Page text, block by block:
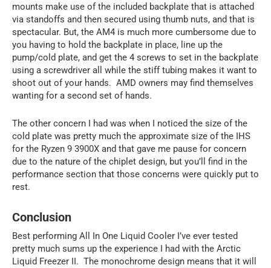
mounts make use of the included backplate that is attached
via standoffs and then secured using thumb nuts, and that is
spectacular. But, the AM4 is much more cumbersome due to
you having to hold the backplate in place, line up the
pump/cold plate, and get the 4 screws to set in the backplate
using a screwdriver all while the stiff tubing makes it want to
shoot out of your hands. AMD owners may find themselves
wanting for a second set of hands.
The other concern I had was when I noticed the size of the
cold plate was pretty much the approximate size of the IHS
for the Ryzen 9 3900X and that gave me pause for concern
due to the nature of the chiplet design, but you’ll find in the
performance section that those concerns were quickly put to
rest.
Conclusion
Best performing All In One Liquid Cooler I’ve ever tested
pretty much sums up the experience I had with the Arctic
Liquid Freezer II. The monochrome design means that it will